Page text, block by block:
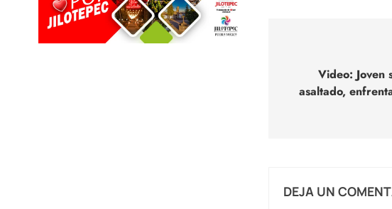
entradas
Video: Joven
asaltado,
DEJA UN